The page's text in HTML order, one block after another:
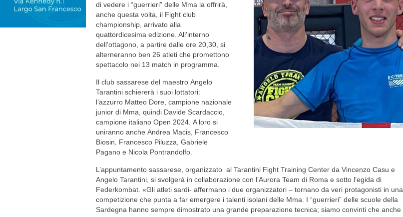
di vedere i “guerrieri” delle Mma la offrirà,
anche questa volta, il Fight club
championship, arrivato alla
quattordicesima edizione. All’interno
dell’ottagono, a partire dalle ore 20,30, si
alterneranno ben 26 atleti che promettono
spettacolo nei 13 match in programma.
Il club sassarese del maestro Angelo
Tarantini schiererà i suoi lottatori:
l’azzurro Matteo Dore, campione nazionale
junior di Mma, quindi Davide Scardaccio,
campione italiano Open 2024. A loro si
uniranno anche Andrea Macis, Francesco
Biosin, Francesco Piluzza, Gabriele
Pagano e Nicola Pontrandolfo.
L’appuntamento sassarese, organizzato al Tarantini Fight Training Center da Vincenzo Casu e
Angelo Tarantini, si svolgerà in collaborazione con l’Aurora Team di Roma e sotto l’egida di
Federkombat. «Gli atleti sardi- affermano i due organizzatori – tornano da veri protagonisti in una
competizione che punta a far emergere i talenti isolani delle Mma. I “guerrieri” delle scuole della
Sardegna hanno sempre dimostrato una grande preparazione tecnica; siamo convinti che anche